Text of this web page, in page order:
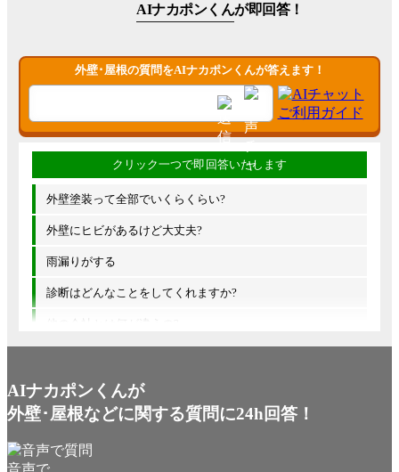
AIナカポンくんが即回答！
外壁･屋根の質問をAIナカポンくんが答えます！
外壁塗装って全部でいくらくらい?
外壁にヒビがあるけど大丈夫?
雨漏りがする
診断はどんなことをしてくれますか?
他の会社とは何が違うの?
AIナカポンくんが
外壁･屋根などに関する質問に24h回答！